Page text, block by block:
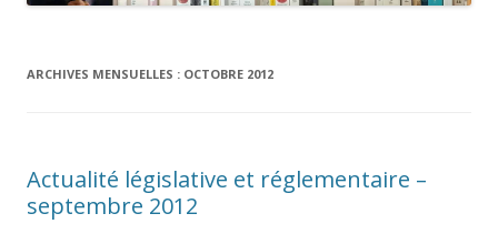
ARCHIVES MENSUELLES : OCTOBRE 2012
Actualité législative et réglementaire –
septembre 2012